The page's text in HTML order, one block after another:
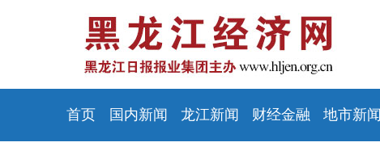
首页 国内新闻 龙江新闻 财经金融 地市新闻